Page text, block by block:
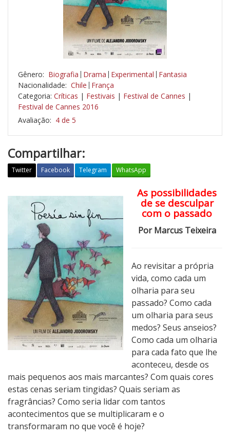
Gênero: Biografia Drama Experimental Fantasia
Nacionalidade: Chile França
Categoria: Críticas | Festivais | Festival de Cannes |
Festival de Cannes 2016
Avaliação: 4 de 5
Compartilhar:
Twitter Facebook Telegram WhatsApp
P
F
i
m
As possibilidades
de se desculpar
com o passado
Por Marcus Teixeira
Ao revisitar a própria
vida, como cada um
olharia para seu
passado? Como cada
um olharia para seus
medos? Seus anseios?
Como cada um olharia
para cada fato que lhe
aconteceu, desde os
mais pequenos aos mais marcantes? Com quais cores
estas cenas seriam tingidas? Quais seriam as
fragrâncias? Como seria lidar com tantos
acontecimentos que se multiplicaram e o
transformaram no que você é hoje?